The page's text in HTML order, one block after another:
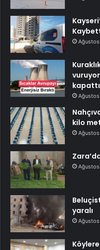
kapattı
kilo
yaralı